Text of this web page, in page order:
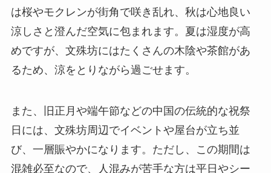
は桜やモクレンが街角で咲き乱れ、秋は心地良い
涼しさと澄んだ空気に包まれます。夏は湿度が高
めですが、文殊坊にはたくさんの木陰や茶館があ
るため、涼をとりながら過ごせます。
また、旧正月や端午節などの中国の伝統的な祝祭
日には、文殊坊周辺でイベントや屋台が立ち並
び、一層賑やかになります。ただし、この期間は
混雑必至なので、人混みが苦手な方は平日やシー